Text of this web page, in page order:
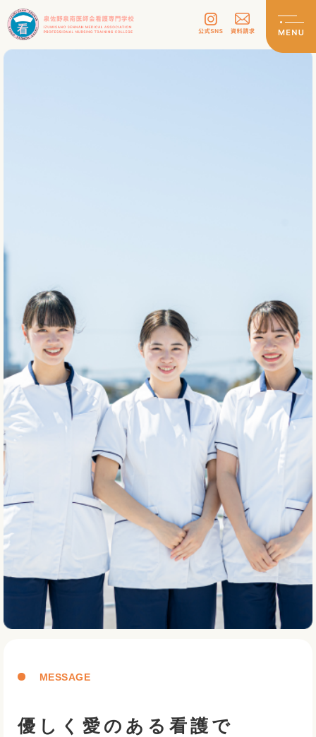
MESSAGE
優しく愛のある看護で